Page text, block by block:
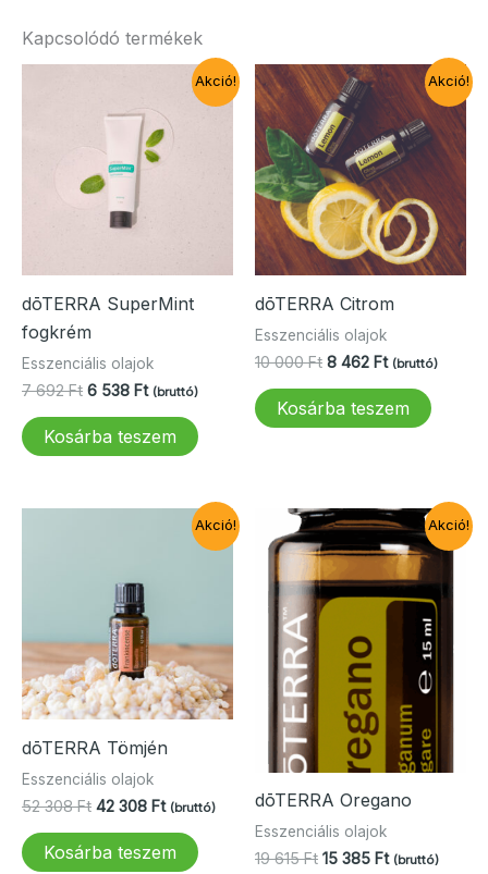
Kapcsolódó termékek
Akció!
dōTERRA SuperMint
fogkrém
Esszenciális olajok
7 692Ft Original
was:
7
6 538 FtCurrent
6
(bruttó)
Kosárba teszem
Akció!
dōTERRA Citrom
Esszenciális olajok
10 000Ft Original
was:
10
8 462 FtCurrent
8
(bruttó)
Kosárba teszem
Akció!
dōTERRA Tömjén
Esszenciális olajok
52 308Ft Original
was:
52
42 308 FtCurrent
42
(bruttó)
Kosárba teszem
Akció!
dōTERRA Oregano
Esszenciális olajok
19 615Ft Original
15 385 FtCurrent
(bruttó)